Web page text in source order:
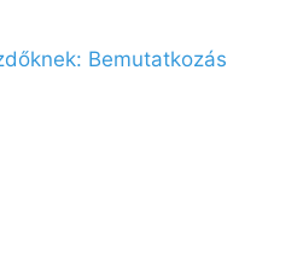
Bemutatkozás